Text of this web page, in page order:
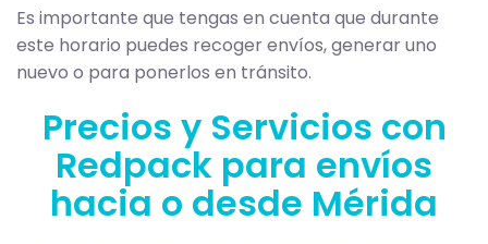
Es importante que tengas en cuenta que durante
este horario puedes recoger envíos, generar uno
nuevo o para ponerlos en tránsito.
Precios y Servicios con
Redpack para envíos
hacia o desde Mérida